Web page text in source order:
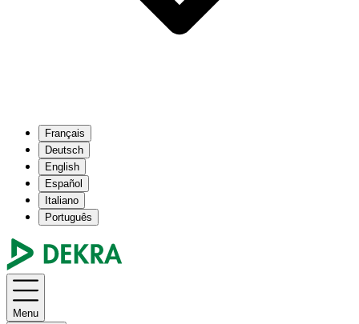
Français
Deutsch
English
Español
Italiano
Português
Menu